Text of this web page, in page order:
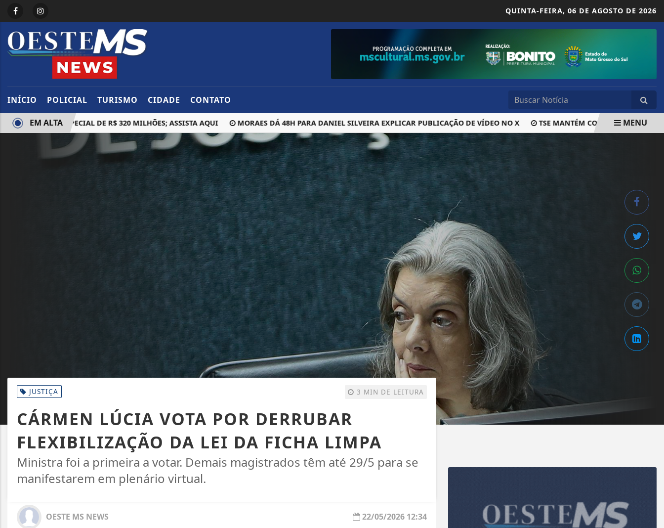
QUINTA-FEIRA, 06 DE AGOSTO DE 2026
INÍCIO POLICIAL TURISMO CIDADE CONTATO
PRÊMIO ESPECIAL DE R$ 320 MILHÕES; ASSISTA AQUI MORAES DÁ 48H PARA DANIEL SILVEIRA EXPLICAR PUBLICAÇÃO DE VÍDEO NO X TSE MANTÉM CONDENAÇÃO DE
EM ALTA MENU
JUSTIÇA 3 MIN DE LEITURA
CÁRMEN LÚCIA VOTA POR DERRUBAR
FLEXIBILIZAÇÃO DA LEI DA FICHA LIMPA
Ministra foi a primeira a votar. Demais magistrados têm até 29/5 para se
manifestarem em plenário virtual.
OESTE MS NEWS 22/05/2026 12:34